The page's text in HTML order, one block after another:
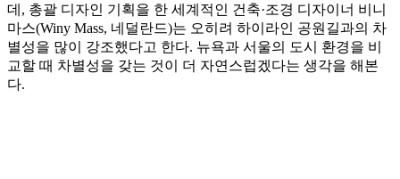
데, 총괄 디자인 기획을 한 세계적인 건축·조경 디자이너 비니
마스(Winy Mass, 네덜란드)는 오히려 하이라인 공원길과의 차
별성을 많이 강조했다고 한다. 뉴욕과 서울의 도시 환경을 비
교할 때 차별성을 갖는 것이 더 자연스럽겠다는 생각을 해본
다.